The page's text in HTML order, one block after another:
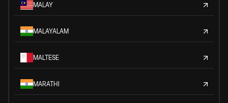
MALAY
MALAYALAM
MALTESE
MARATHI